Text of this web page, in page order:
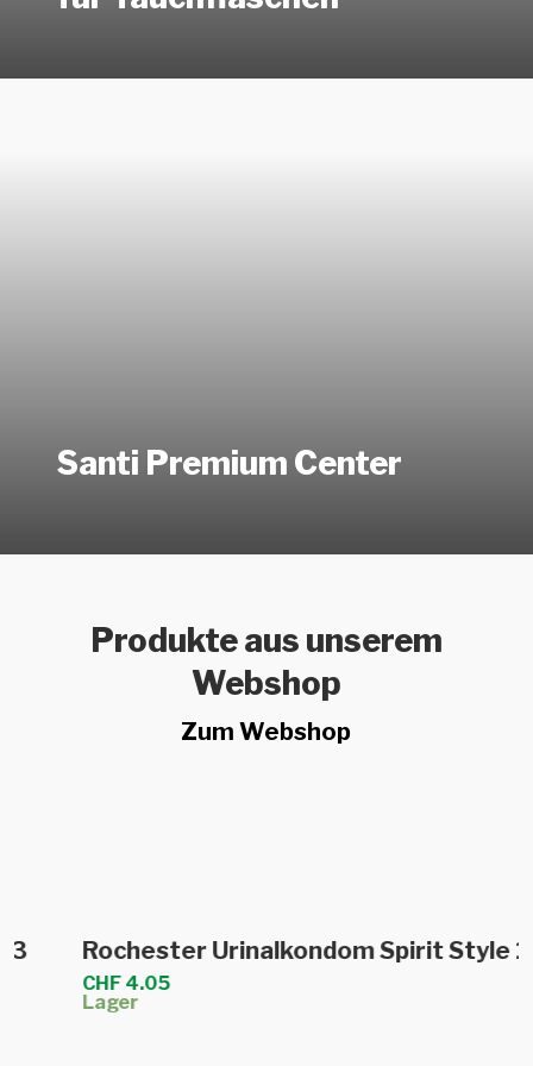
Santi Premium Center
Produkte aus unserem
Webshop
Zum Webshop
Ausführung wählen
Produkt
Rochester Urinalkondom Spirit Style 1
4.05
Lager